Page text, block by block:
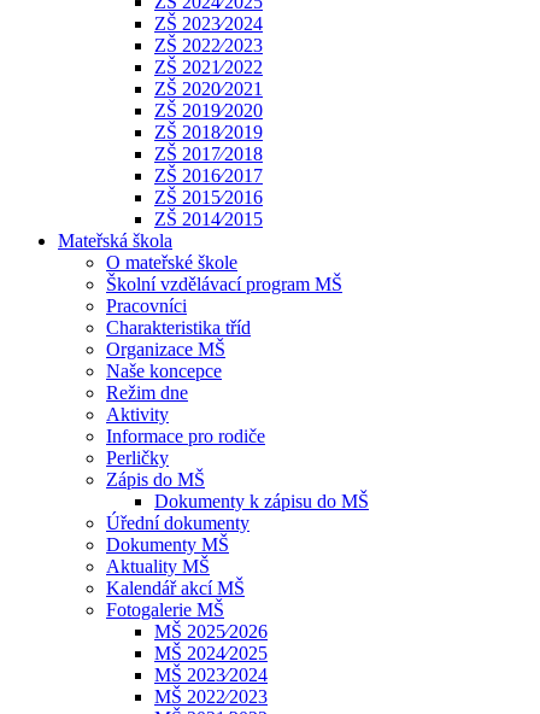
ZŠ 2023⁄2024
ZŠ 2022⁄2023
ZŠ 2021⁄2022
ZŠ 2020⁄2021
ZŠ 2019⁄2020
ZŠ 2018⁄2019
ZŠ 2017⁄2018
ZŠ 2016⁄2017
ZŠ 2015⁄2016
ZŠ 2014⁄2015
Mateřská škola
O mateřské škole
Školní vzdělávací program MŠ
Pracovníci
Charakteristika tříd
Organizace MŠ
Naše koncepce
Režim dne
Aktivity
Informace pro rodiče
Perličky
Zápis do MŠ
Dokumenty k zápisu do MŠ
Úřední dokumenty
Dokumenty MŠ
Aktuality MŠ
Kalendář akcí MŠ
Fotogalerie MŠ
MŠ 2025⁄2026
MŠ 2024⁄2025
MŠ 2023⁄2024
MŠ 2022⁄2023